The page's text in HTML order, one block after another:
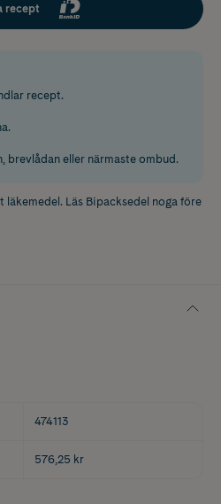
recept
recept.
brevlådan eller närmaste ombud.
läkemedel. Läs Bipacksedel noga före
474113
576,25 kr